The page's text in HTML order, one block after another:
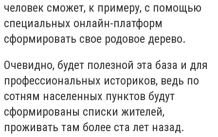
человек сможет, к примеру, с помощью
специальных онлайн-платформ
сформировать свое родовое дерево.
Очевидно, будет полезной эта база и для
профессиональных историков, ведь по
сотням населенных пунктов будут
сформированы списки жителей,
проживать там более ста лет назад.